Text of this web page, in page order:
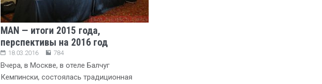
MAN — итоги 2015 года,
перспективы на 2016 год
18.03.2016 784
Вчера, в Москве, в отеле Балчуг
Кемпински, состоялась традиционная